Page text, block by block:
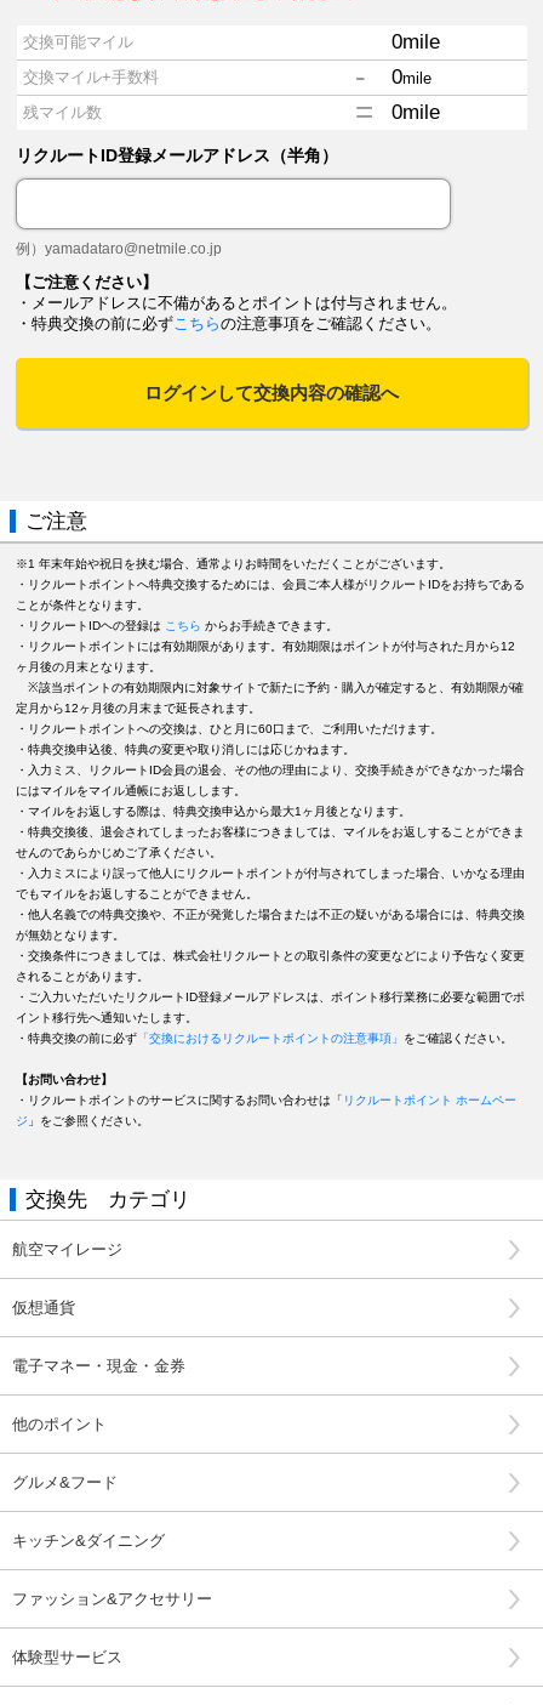
交換可能マイル 0mile
交換マイル+手数料 - 0mile
残マイル数
= 0mile
リクルートID登録メールアドレス（半角）
例）yamadataro@netmile.co.jp
【ご注意ください】
・メールアドレスに不備があるとポイントは付与されません。
・特典交換の前に必ずこちらの注意事項をご確認ください。
ログインして交換内容の確認へ
ご注意
※1 年末年始や祝日を挟む場合、通常よりお時間をいただくことがございます。
・リクルートポイントへ特典交換するためには、会員ご本人様がリクルートIDをお持ちである
ことが条件となります。
・リクルートIDヘの登録は こちら からお手続きできます。
・リクルートポイントには有効期限があります。有効期限はポイントが付与された月から12
ヶ月後の月末となります。
※該当ポイントの有効期限内に対象サイトで新たに予約・購入が確定すると、有効期限が確
定月から12ヶ月後の月末まで延長されます。
・リクルートポイントへの交換は、ひと月に60口まで、ご利用いただけます。
・特典交換申込後、特典の変更や取り消しには応じかねます。
・入力ミス、リクルートID会員の退会、その他の理由により、交換手続きができなかった場合
にはマイルをマイル通帳にお返しします。
・マイルをお返しする際は、特典交換申込から最大1ヶ月後となります。
・特典交換後、退会されてしまったお客様につきましては、マイルをお返しすることができま
せんのであらかじめご了承ください。
・入力ミスにより誤って他人にリクルートポイントが付与されてしまった場合、いかなる理由
でもマイルをお返しすることができません。
・他人名義での特典交換や、不正が発覚した場合または不正の疑いがある場合には、特典交換
が無効となります。
・交換条件につきましては、株式会社リクルートとの取引条件の変更などにより予告なく変更
されることがあります。
・ご入力いただいたリクルートID登録メールアドレスは、ポイント移行業務に必要な範囲でポ
イント移行先へ通知いたします。
・特典交換の前に必ず 「交換におけるリクルートポイントの注意事項」 をご確認ください。
【お問い合わせ】
・リクルートポイントのサービスに関するお問い合わせは「 リクルートポイント ホームペー
ジ 」をご参照ください。
交換先 カテゴリ
航空マイレージ
仮想通貨
電子マネー・現金・金券
他のポイント
グルメ&フード
キッチン&ダイニング
ファッション&アクセサリー
体験型サービス